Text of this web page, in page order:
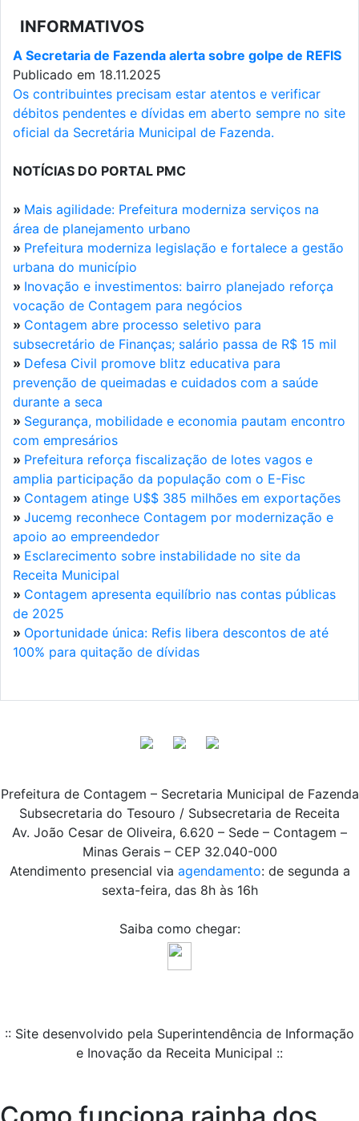
INFORMATIVOS
A Secretaria de Fazenda alerta sobre golpe de REFIS
Publicado em 18.11.2025
Os contribuintes precisam estar atentos e verificar
débitos pendentes e dívidas em aberto sempre no site
oficial da Secretária Municipal de Fazenda.
NOTÍCIAS DO PORTAL PMC
» Mais agilidade: Prefeitura moderniza serviços na
área de planejamento urbano
» Prefeitura moderniza legislação e fortalece a gestão
urbana do município
» Inovação e investimentos: bairro planejado reforça
vocação de Contagem para negócios
» Contagem abre processo seletivo para
subsecretário de Finanças; salário passa de R$ 15 mil
» Defesa Civil promove blitz educativa para
prevenção de queimadas e cuidados com a saúde
durante a seca
» Segurança, mobilidade e economia pautam encontro
com empresários
» Prefeitura reforça fiscalização de lotes vagos e
amplia participação da população com o E-Fisc
» Contagem atinge U$$ 385 milhões em exportações
» Jucemg reconhece Contagem por modernização e
apoio ao empreendedor
» Esclarecimento sobre instabilidade no site da
Receita Municipal
» Contagem apresenta equilíbrio nas contas públicas
de 2025
» Oportunidade única: Refis libera descontos de até
100% para quitação de dívidas
Prefeitura de Contagem – Secretaria Municipal de Fazenda
Subsecretaria do Tesouro / Subsecretaria de Receita
Av. João Cesar de Oliveira, 6.620 – Sede – Contagem –
Minas Gerais – CEP 32.040-000
Atendimento presencial via agendamento: de segunda a
sexta-feira, das 8h às 16h
Saiba como chegar:
:: Site desenvolvido pela Superintendência de Informação
e Inovação da Receita Municipal ::